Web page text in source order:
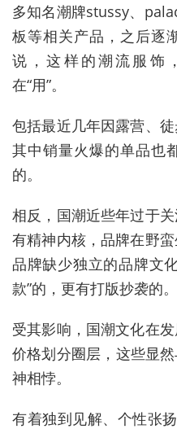
多知名潮牌stussy、
板等相关产品，之后逐
说，这样的潮流服饰
在“用”。
包括最近几年因露营、
其中销量火爆的单品也
的。
相反，国潮近些年过于
有精神内核，品牌在野
品牌缺少独立的品牌文
款”的，更有打版抄袭的。
受其影响，国潮文化在
价格划分圈层，这些显
神相悖。
有着独到见解、个性张